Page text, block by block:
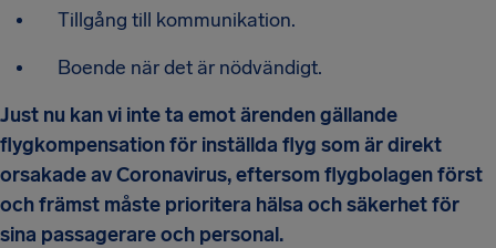
Tillgång till kommunikation.
Boende när det är nödvändigt.
Just nu kan vi inte ta emot ärenden gällande
flygkompensation för inställda flyg som är direkt
orsakade av Coronavirus, eftersom flygbolagen först
och främst måste prioritera hälsa och säkerhet för
sina passagerare och personal.